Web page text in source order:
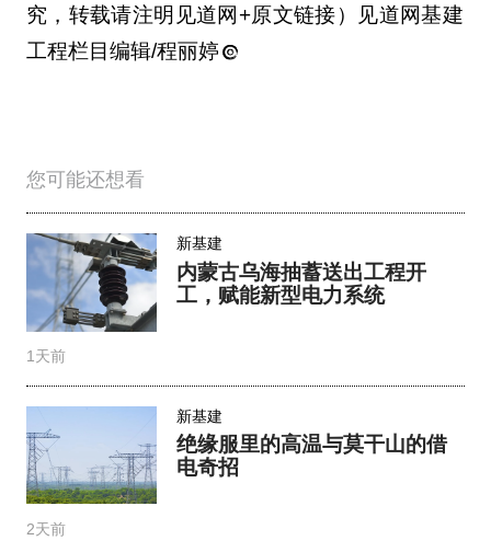
究，转载请注明见道网+原文链接）见道网基建
工程栏目编辑/程丽婷
您可能还想看
新基建
内蒙古乌海抽蓄送出工程开
工，赋能新型电力系统
1天前
新基建
绝缘服里的高温与莫干山的借
电奇招
2天前